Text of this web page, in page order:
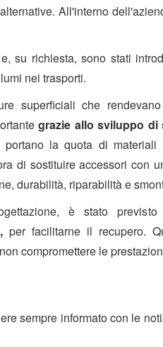
All'interno
su richiesta, sono stati
nei trasporti.
superficiali che
grazie allo sviluppo
la quota di
di sostituire accessori con
durabilità, riparabilità e
è stato previsto
per facilitarne il recupero.
compromettere le
sempre informato con le